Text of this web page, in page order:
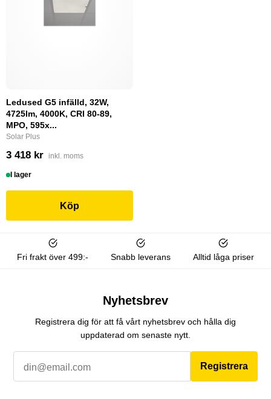
Ledused G5 infälld, 32W,
4725lm, 4000K, CRI 80-89,
MPO, 595x...
Solar Plus
3 418 kr inkl. moms
I lager
Köp
Fri frakt över 499:- Snabb leverans Alltid låga priser
Nyhetsbrev
Registrera dig för att få vårt nyhetsbrev och hålla dig
uppdaterad om senaste nytt.
Registrera